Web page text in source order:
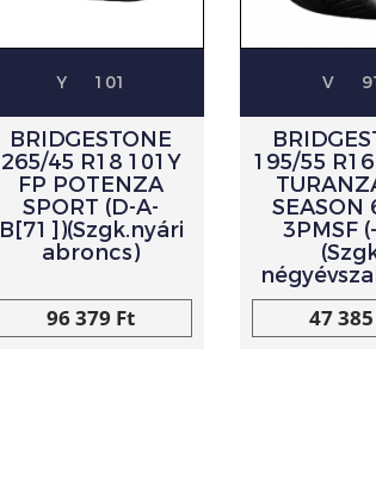
Y 101
BRIDGESTONE
265/45 R18 101Y
FP POTENZA
SPORT (D-A-
B[71])(Szgk.nyári
abroncs)
96 379 Ft
V
195/55
SEASON
3PMSF
47